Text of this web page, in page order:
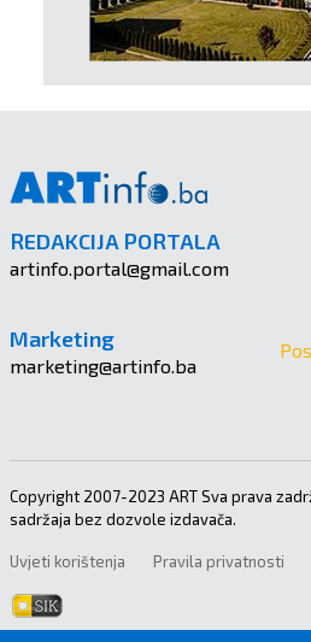
REDAKCIJA PORTALA
artinfo.portal@gmail.com
Marketing
marketing@artinfo.ba
Copyright 2007-2023 ART Sva prava
sadržaja bez dozvole izdavača.
Uvjeti korištenja Pravila privatnosti